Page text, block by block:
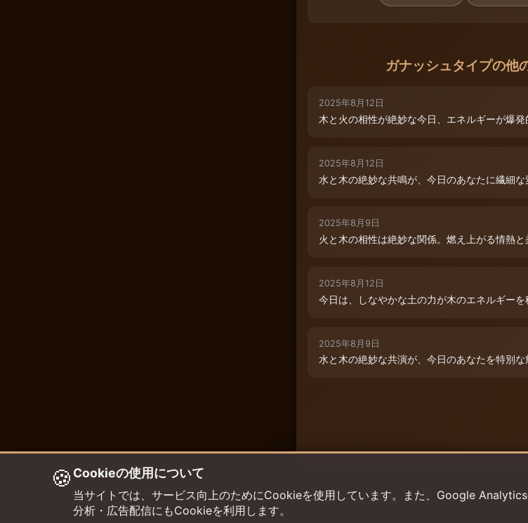
ガナッシュタイプの他
2025年8月12日
木と火の相性が絶妙な今日、エネルギーが爆発
2025年8月12日
水と木の絶妙な共鳴が、今日のあなたに繊細な
2025年8月9日
火と木の相性は絶妙な関係。燃え上がる情熱と
2025年8月12日
今日は、しなやかな土の力が木のエネルギーを
2025年8月9日
水と木の絶妙な共演が、今日のあなたを特別な
🍪 Cookieの使用について
当サイトでは、サービス向上のためにCookieを使用しています。また、Google
分析・広告配信にもCookieを利用します。